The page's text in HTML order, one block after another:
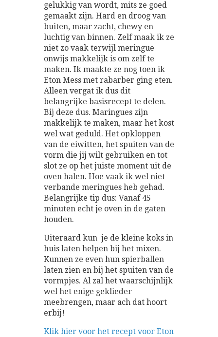
gelukkig van wordt, mits ze goed
gemaakt zijn. Hard en droog van
buiten, maar zacht, chewy en
luchtig van binnen. Zelf maak ik ze
niet zo vaak terwijl meringue
onwijs makkelijk is om zelf te
maken. Ik maakte ze nog toen ik
Eton Mess met rabarber ging eten.
Alleen vergat ik dus dit
belangrijke basisrecept te delen.
Bij deze dus. Maringues zijn
makkelijk te maken, maar het kost
wel wat geduld. Het opkloppen
van de eiwitten, het spuiten van de
vorm die jij wilt gebruiken en tot
slot ze op het juiste moment uit de
oven halen. Hoe vaak ik wel niet
verbande meringues heb gehad.
Belangrijke tip dus: Vanaf 45
minuten echt je oven in de gaten
houden.
Uiteraard kun je de kleine koks in
huis laten helpen bij het mixen.
Kunnen ze even hun spierballen
laten zien en bij het spuiten van de
vormpjes. Al zal het waarschijnlijk
wel het enige geklieder
meebrengen, maar ach dat hoort
erbij!
Klik hier voor het recept voor Eton